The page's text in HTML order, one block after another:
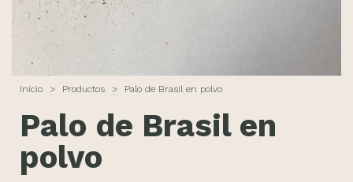
Inicio > Productos > Palo de Brasil en polvo
Palo de Brasil en
polvo